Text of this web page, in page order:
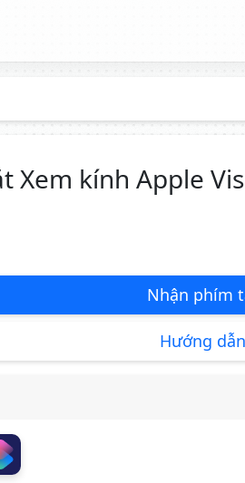
Xem kính Apple
Nhận phím
Hướng dẫn